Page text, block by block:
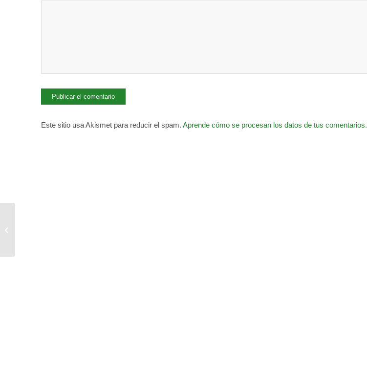
Este sitio usa Akismet para reducir el spam. Aprende cómo se procesan los datos de tus comentarios.